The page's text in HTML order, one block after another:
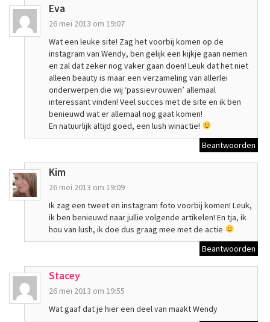
Eva
26 mei 2013 om 19:07
Wat een leuke site! Zag het voorbij komen op de
instagram van Wendy, ben gelijk een kijkje gaan nemen
en zal dat zeker nog vaker gaan doen! Leuk dat het niet
alleen beauty is maar een verzameling van allerlei
onderwerpen die wij ‘passievrouwen’ allemaal
interessant vinden! Veel succes met de site en ik ben
benieuwd wat er allemaal nog gaat komen!
En natuurlijk altijd goed, een lush winactie!
Beantwoorden
Kim
26 mei 2013 om 19:09
Ik zag een tweet en instagram foto voorbij komen! Leuk,
ik ben benieuwd naar jullie volgende artikelen! En tja, ik
hou van lush, ik doe dus graag mee met de actie
Beantwoorden
Stacey
26 mei 2013 om 19:55
Wat gaaf dat je hier een deel van maakt Wendy